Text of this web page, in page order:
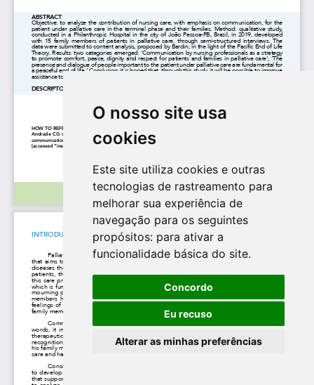
O nosso site usa
cookies
Este site utiliza cookies e outras
tecnologias de rastreamento para
melhorar sua experiência de
navegação para os seguintes
propósitos: para ativar a
funcionalidade básica do site.
Concordo
Eu recuso
Alterar as minhas preferências